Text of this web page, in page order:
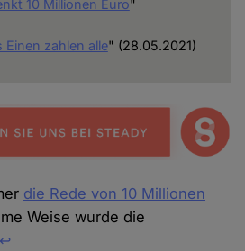
10 Millionen Euro"
Einen zahlen alle" (28.05.2021)
die Rede von 10 Millionen
Weise wurde die
↩︎